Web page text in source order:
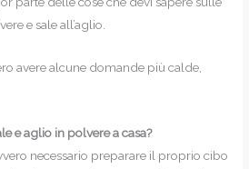
e sale all’aglio.
avere alcune domande più calde,
e aglio in polvere a casa?
necessario preparare il proprio cibo